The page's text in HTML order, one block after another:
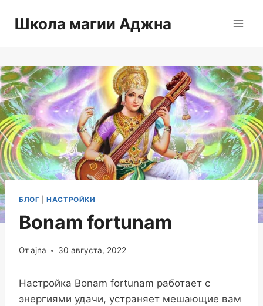
Школа магии Аджна
БЛОГ |НАСТРОЙКИ
Bonam fortunam
Отajna 30 августа, 2022
Настройка Bonam fortunam работает с
энергиями удачи, устраняет мешающие вам